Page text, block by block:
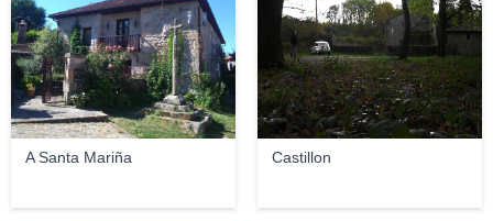
A Santa Mariña Castillon